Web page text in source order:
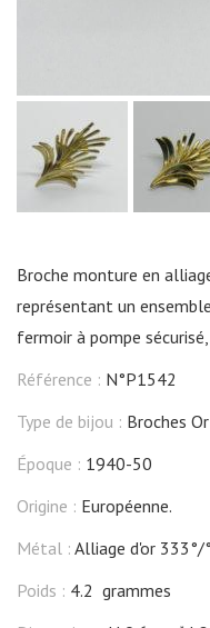
Broche monture en
représentant un
fermoir à pompe
Référence : N°P1542
Type de bijou : Broches
Époque : 1940-50
Origine : Européenne.
Métal : Alliage d'or 333°/
Poids : 4.2 grammes